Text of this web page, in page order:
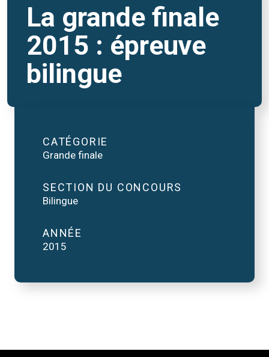
La grande finale
2015 : épreuve
bilingue
CATÉGORIE
Grande finale
SECTION DU CONCOURS
Bilingue
ANNÉE
2015